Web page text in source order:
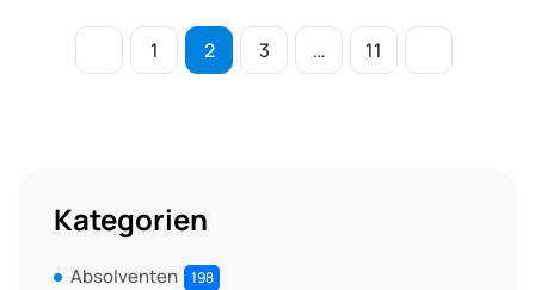
1 2 3 … 11
Kategorien
Absolventen 198